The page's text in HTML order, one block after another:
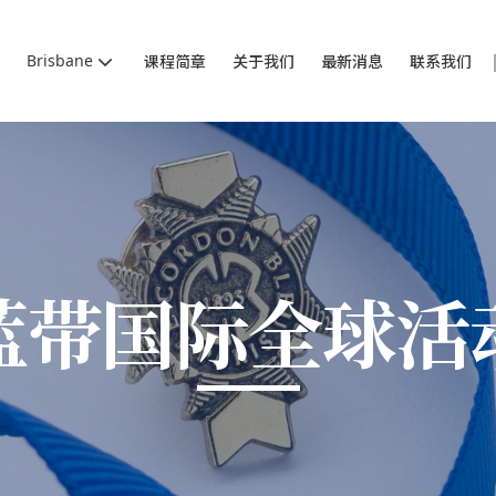
Brisbane 课程简章 关于我们 最新消息 联系我们
带国际全球活